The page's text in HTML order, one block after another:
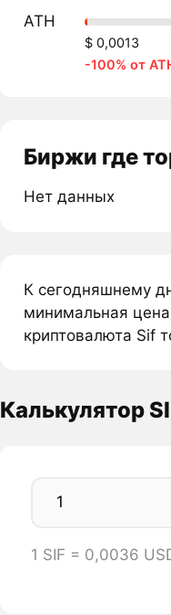
ATH
$ 0,0013
-100% от
Биржи где
Нет данных
К сегодняшнему
минимальная
криптовалюта Sif
Калькулятор
1 SIF = 0,0036